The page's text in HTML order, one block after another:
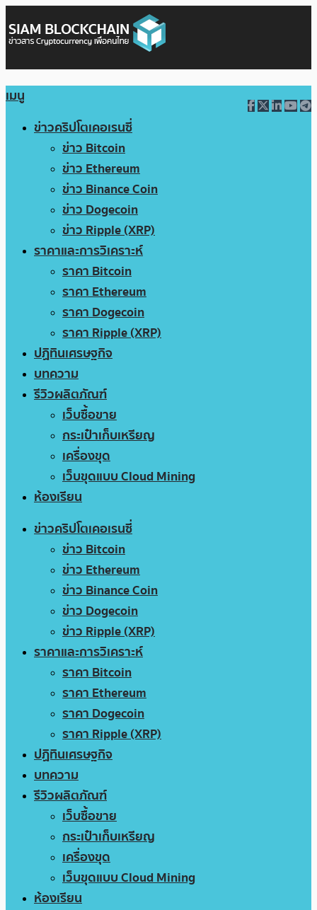
เมนู
ข่าวคริปโตเคอเรนซี่
ข่าว Bitcoin
ข่าว Ethereum
ข่าว Binance Coin
ข่าว Dogecoin
ข่าว Ripple (XRP)
ราคาและการวิเคราะห์
ราคา Bitcoin
ราคา Ethereum
ราคา Dogecoin
ราคา Ripple (XRP)
ปฏิทินเศรษฐกิจ
บทความ
รีวิวผลิตภัณฑ์
เว็บซื้อขาย
กระเป๋าเก็บเหรียญ
เครื่องขุด
เว็บขุดแบบ Cloud Mining
ห้องเรียน
ข่าวคริปโตเคอเรนซี่
ข่าว Bitcoin
ข่าว Ethereum
ข่าว Binance Coin
ข่าว Dogecoin
ข่าว Ripple (XRP)
ราคาและการวิเคราะห์
ราคา Bitcoin
ราคา Ethereum
ราคา Dogecoin
ราคา Ripple (XRP)
ปฏิทินเศรษฐกิจ
บทความ
รีวิวผลิตภัณฑ์
เว็บซื้อขาย
กระเป๋าเก็บเหรียญ
เครื่องขุด
เว็บขุดแบบ Cloud Mining
ห้องเรียน